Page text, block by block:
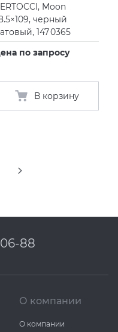
Moon
черный
147 0365
по запросу
В корзину
88
О компании
О компании